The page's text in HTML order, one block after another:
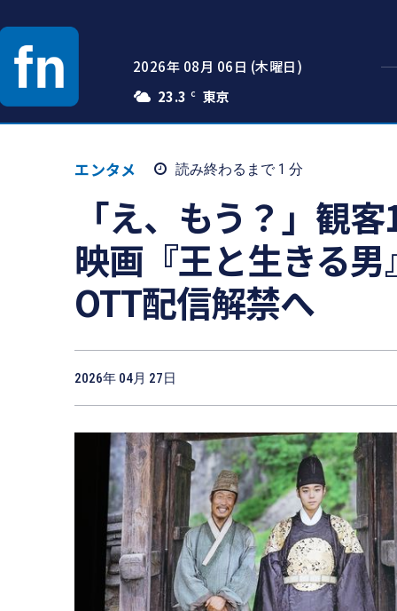
2026年 08月 06日 (木曜日)
23.3 C
エンタメ 読み終わるまで 1 分
「え、もう？」観
映画『王と生きる
OTT配信解禁へ
2026年 04月 27日